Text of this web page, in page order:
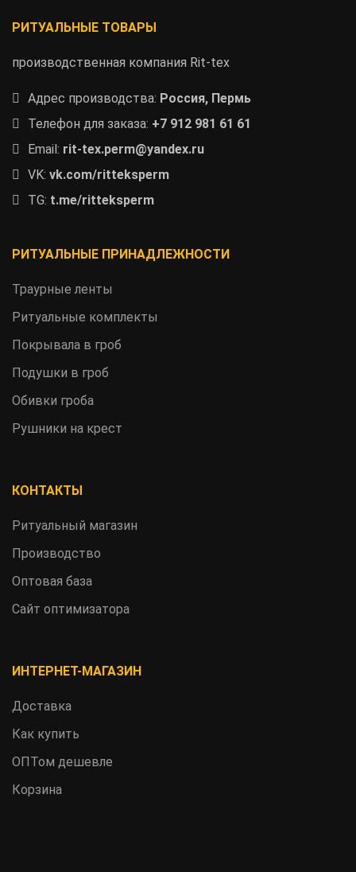
РИТУАЛЬНЫЕ ТОВАРЫ
производственная компания Rit-tex
Адрес производства: Россия, Пермь
Телефон для заказа: +7 912 981 61 61
Email: rit-tex.perm@yandex.ru
VK: vk.com/ritteksperm
TG: t.me/ritteksperm
РИТУАЛЬНЫЕ ПРИНАДЛЕЖНОСТИ
Траурные ленты
Ритуальные комплекты
Покрывала в гроб
Подушки в гроб
Обивки гроба
Рушники на крест
КОНТАКТЫ
Ритуальный магазин
Производство
Оптовая база
Сайт оптимизатора
ИНТЕРНЕТ-МАГАЗИН
Доставка
Как купить
ОПТом дешевле
Корзина